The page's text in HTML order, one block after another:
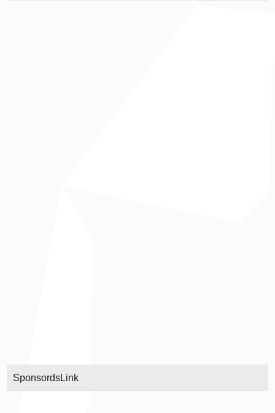
SponsordsLink